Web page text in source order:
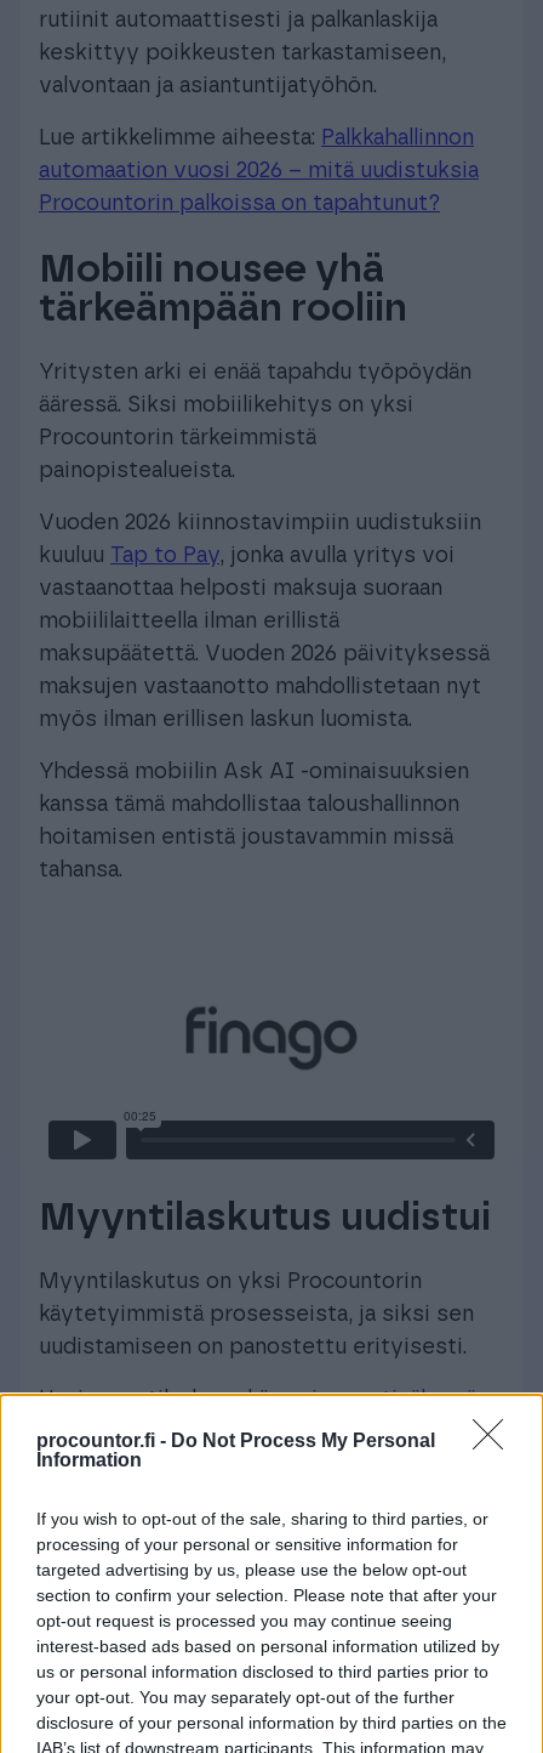
procountor.fi - Do Not Process My Personal
Information
If you wish to opt-out of the sale, sharing to third parties, or
processing of your personal or sensitive information for
targeted advertising by us, please use the below opt-out
section to confirm your selection. Please note that after your
opt-out request is processed you may continue seeing
interest-based ads based on personal information utilized by
us or personal information disclosed to third parties prior to
your opt-out. You may separately opt-out of the further
disclosure of your personal information by third parties on the
IAB’s list of downstream participants. This information may
rutiinit automaattisesti ja palkanlaskija
keskittyy poikkeusten tarkastamiseen,
valvontaan ja asiantuntijatyöhön.
Lue artikkelimme aiheesta: Palkkahallinnon
automaation vuosi 2026 – mitä uudistuksia
Procountorin palkoissa on tapahtunut?
Mobiili nousee yhä
tärkeämpään rooliin
Yritysten arki ei enää tapahdu työpöydän
ääressä. Siksi mobiilikehitys on yksi
Procountorin tärkeimmistä
painopistealueista.
Vuoden 2026 kiinnostavimpiin uudistuksiin
kuuluu
Tap to Pay, jonka avulla yritys voi
vastaanottaa helposti maksuja suoraan
mobiililaitteella ilman erillistä
maksupäätettä. Vuoden 2026 päivityksessä
maksujen vastaanotto mahdollistetaan nyt
myös ilman erillisen laskun luomista.
Yhdessä mobiilin Ask AI -ominaisuuksien
kanssa tämä mahdollistaa taloushallinnon
hoitamisen entistä joustavammin missä
tahansa.
Myyntilaskutus uudistui
Myyntilaskutus on yksi Procountorin
käytetyimmistä prosesseista, ja siksi sen
uudistamiseen on panostettu erityisesti.
Uusi myyntilasku sekäuusi myyntinäkymä
kokoavat myynnin tärkeimmät tiedot
yhteen näkymään. Käyttäjä saa paremman
laskuista ja kassavirran tilanteesta.
Tavoitteena on nopeuttaa laskutusta
selkeämmällä käyttöliittymällä, vähentää
työvaiheita ja auttaa yrityksiä kotiuttamaan
saataviaan nopeammin.